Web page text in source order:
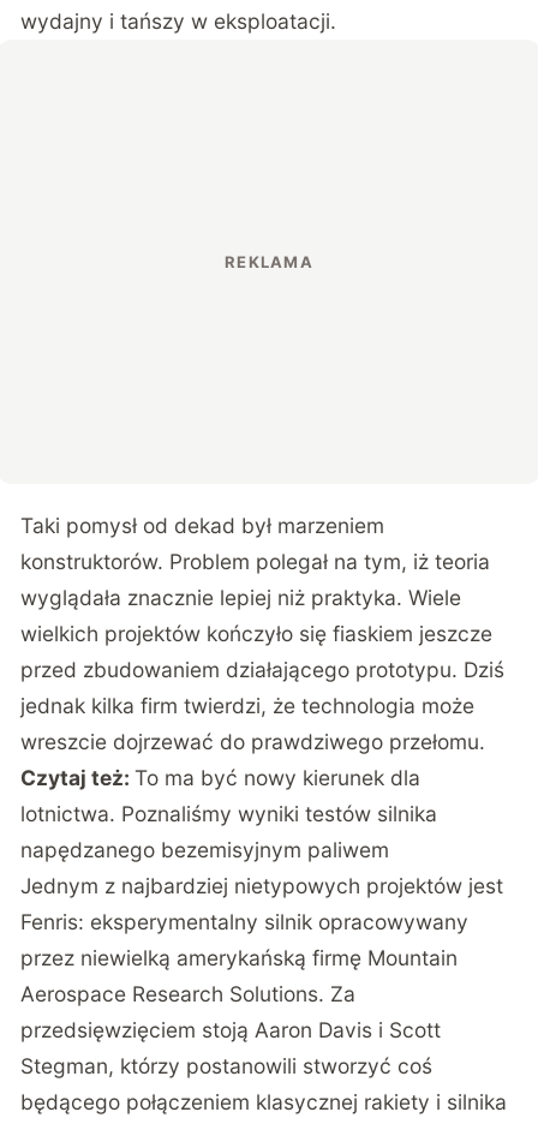
wydajny i tańszy w eksploatacji.
Taki pomysł od dekad był marzeniem
konstruktorów. Problem polegał na tym, iż teoria
wyglądała znacznie lepiej niż praktyka. Wiele
wielkich projektów kończyło się fiaskiem jeszcze
przed zbudowaniem działającego prototypu. Dziś
jednak kilka firm twierdzi, że technologia może
wreszcie dojrzewać do prawdziwego przełomu.
Czytaj też: To ma być nowy kierunek dla
lotnictwa. Poznaliśmy wyniki testów silnika
napędzanego bezemisyjnym paliwem
Jednym z najbardziej nietypowych projektów jest
Fenris: eksperymentalny silnik opracowywany
przez niewielką amerykańską firmę Mountain
Aerospace Research Solutions. Za
przedsięwzięciem stoją Aaron Davis i Scott
Stegman, którzy postanowili stworzyć coś
będącego połączeniem klasycznej rakiety i silnika